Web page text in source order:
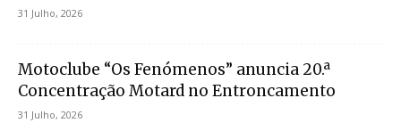
31 Julho, 2026
Motoclube “Os Fenómenos” anuncia 20.ª
Concentração Motard no Entroncamento
31 Julho, 2026